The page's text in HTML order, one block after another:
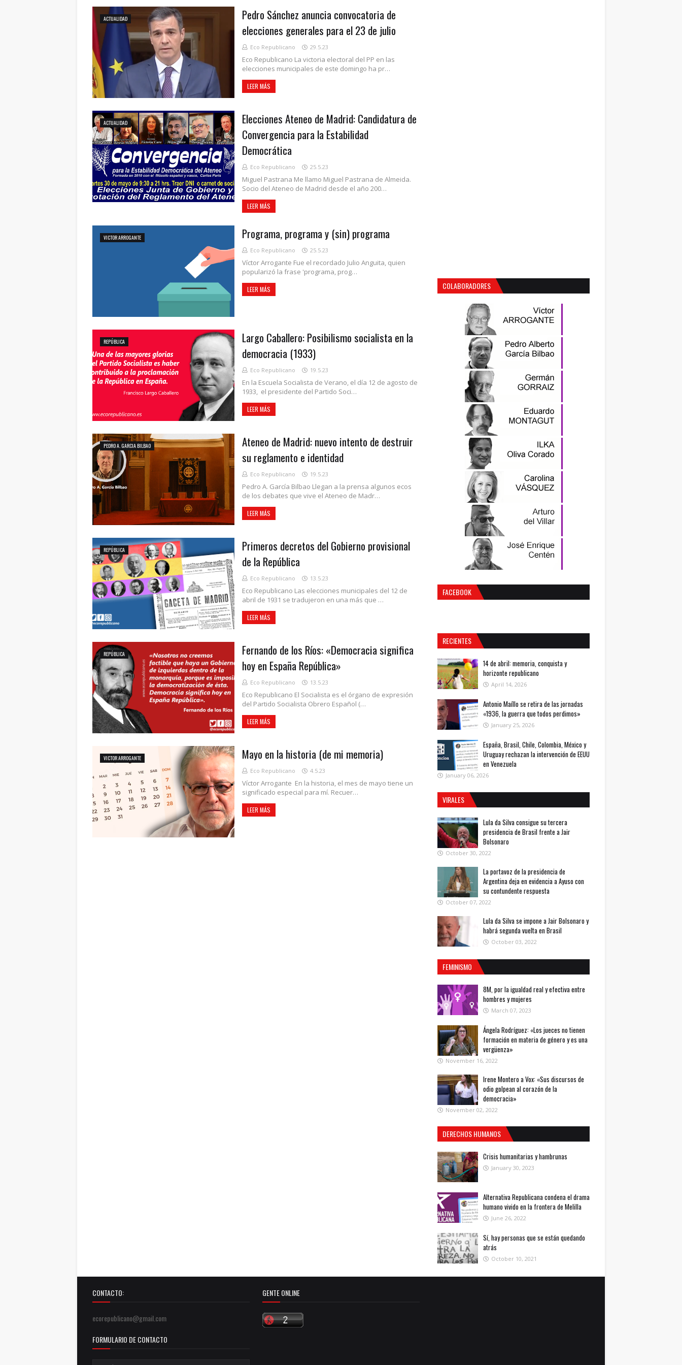
ACTUALIDAD
Pedro Sánchez anuncia convocatoria de
elecciones generales para el 23 de julio
Eco Republicano 29.5.23
Eco Republicano La victoria electoral del PP en las
elecciones municipales de este domingo ha pr…
LEER MÁS
ACTUALIDAD
Elecciones Ateneo de Madrid: Candidatura de
Convergencia para la Estabilidad
Democrática
Eco Republicano 25.5.23
Miguel Pastrana Me llamo Miguel Pastrana de Almeida.
Socio del Ateneo de Madrid desde el año 200…
LEER MÁS
VICTOR ARROGANTE Programa, programa y (sin) programa
Eco Republicano 25.5.23
Víctor Arrogante Fue el recordado Julio Anguita, quien
popularizó la frase 'programa, prog…
LEER MÁS
REPÚBLICA
Largo Caballero: Posibilismo socialista en la
democracia (1933)
Eco Republicano 19.5.23
En la Escuela Socialista de Verano, el día 12 de agosto de
1933, el presidente del Partido Soci…
LEER MÁS
PEDRO A. GARCIA BILBAO
Ateneo de Madrid: nuevo intento de destruir
su reglamento e identidad
Eco Republicano 19.5.23
Pedro A. García Bilbao Llegan a la prensa algunos ecos
de los debates que vive el Ateneo de Madr…
LEER MÁS
REPÚBLICA
Primeros decretos del Gobierno provisional
de la República
Eco Republicano 13.5.23
Eco Republicano Las elecciones municipales del 12 de
abril de 1931 se tradujeron en una más que …
LEER MÁS
REPÚBLICA
Fernando de los Ríos: «Democracia significa
hoy en España República»
Eco Republicano 13.5.23
Eco Republicano El Socialista es el órgano de expresión
del Partido Socialista Obrero Español (…
LEER MÁS
VICTOR ARROGANTE Mayo en la historia (de mi memoria)
Eco Republicano 4.5.23
Víctor Arrogante En la historia, el mes de mayo tiene un
significado especial para mí. Recuer…
LEER MÁS
COLABORADORES
FACEBOOK
RECIENTES
14 de abril: memoria, conquista y
horizonte republicano
April 14, 2026
Antonio Maíllo se retira de las jornadas
«1936, la guerra que todos perdimos»
January 25, 2026
España, Brasil, Chile, Colombia, México y
Uruguay rechazan la intervención de EEUU
en Venezuela
January 06, 2026
VIRALES
Lula da Silva consigue su tercera
presidencia de Brasil frente a Jair
Bolsonaro
October 30, 2022
La portavoz de la presidencia de
Argentina deja en evidencia a Ayuso con
su contundente respuesta
October 07, 2022
Lula da Silva se impone a Jair Bolsonaro y
habrá segunda vuelta en Brasil
October 03, 2022
FEMINISMO
8M, por la igualdad real y efectiva entre
hombres y mujeres
March 07, 2023
Ángela Rodríguez: «Los jueces no tienen
formación en materia de género y es una
vergüenza»
November 16, 2022
Irene Montero a Vox: «Sus discursos de
odio golpean al corazón de la
democracia»
November 02, 2022
DERECHOS HUMANOS
Crisis humanitarias y hambrunas
January 30, 2023
Alternativa Republicana condena el drama
humano vivido en la frontera de Melilla
June 26, 2022
Sí, hay personas que se están quedando
atrás
October 10, 2021
CONTACTO:
ecorepublicano@gmail.com
FORMULARIO DE CONTACTO
GENTE ONLINE